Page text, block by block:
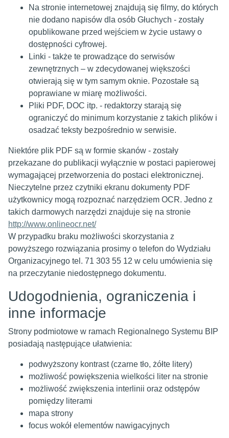
Na stronie internetowej znajdują się filmy, do których
nie dodano napisów dla osób Głuchych - zostały
opublikowane przed wejściem w życie ustawy o
dostępności cyfrowej.
Linki - także te prowadzące do serwisów
zewnętrznych – w zdecydowanej większości
otwierają się w tym samym oknie. Pozostałe są
poprawiane w miarę możliwości.
Pliki PDF, DOC itp. - redaktorzy starają się
ograniczyć do minimum korzystanie z takich plików i
osadzać teksty bezpośrednio w serwisie.
Niektóre plik PDF są w formie skanów - zostały
przekazane do publikacji wyłącznie w postaci papierowej
wymagającej przetworzenia do postaci elektronicznej.
Nieczytelne przez czytniki ekranu dokumenty PDF
użytkownicy mogą rozpoznać narzędziem OCR. Jedno z
takich darmowych narzędzi znajduje się na stronie
http://www.onlineocr.net/
W przypadku braku możliwości skorzystania z
powyższego rozwiązania prosimy o telefon do Wydziału
Organizacyjnego tel. 71 303 55 12 w celu umówienia się
na przeczytanie niedostępnego dokumentu.
Udogodnienia, ograniczenia i
inne informacje
Strony podmiotowe w ramach Regionalnego Systemu BIP
posiadają następujące ułatwienia:
podwyższony kontrast (czarne tło, żółte litery)
możliwość powiększenia wielkości liter na stronie
możliwość zwiększenia interlinii oraz odstępów
pomiędzy literami
mapa strony
focus wokół elementów nawigacyjnych